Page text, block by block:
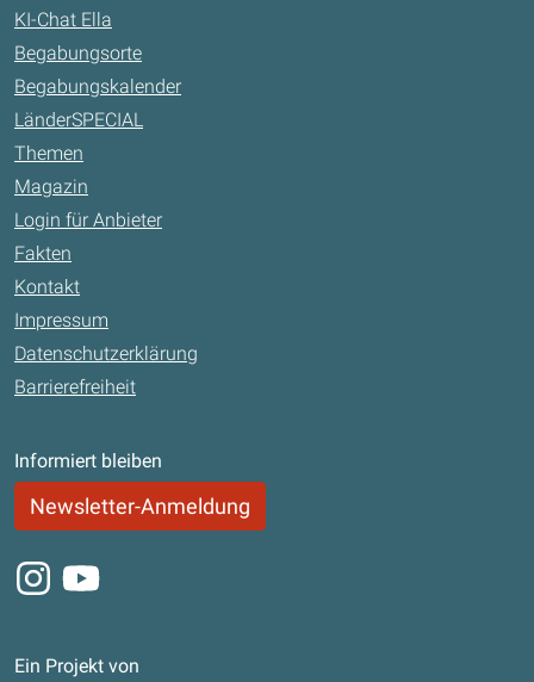
KI-Chat Ella
Begabungsorte
Begabungskalender
LänderSPECIAL
Themen
Magazin
Login für Anbieter
Fakten
Kontakt
Impressum
Datenschutzerklärung
Barrierefreiheit
Informiert bleiben
Newsletter-Anmeldung
Instagram
Youtube
Ein Projekt von